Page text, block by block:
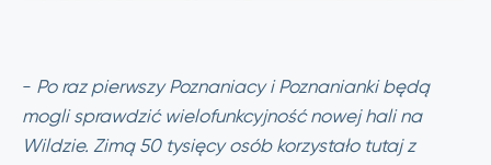
- Po raz pierwszy Poznaniacy i Poznanianki będą
mogli sprawdzić wielofunkcyjność nowej hali na
Wildzie. Zimą 50 tysięcy osób korzystało tutaj z